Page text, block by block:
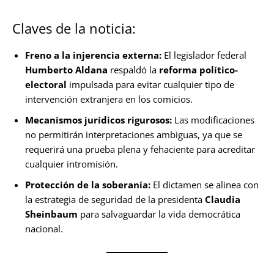
Claves de la noticia:
Freno a la injerencia externa: El legislador federal
Humberto Aldana respaldó la reforma político-
electoral impulsada para evitar cualquier tipo de
intervención extranjera en los comicios.
Mecanismos jurídicos rigurosos: Las modificaciones
no permitirán interpretaciones ambiguas, ya que se
requerirá una prueba plena y fehaciente para acreditar
cualquier intromisión.
Protección de la soberanía: El dictamen se alinea con
la estrategia de seguridad de la presidenta Claudia
Sheinbaum para salvaguardar la vida democrática
nacional.